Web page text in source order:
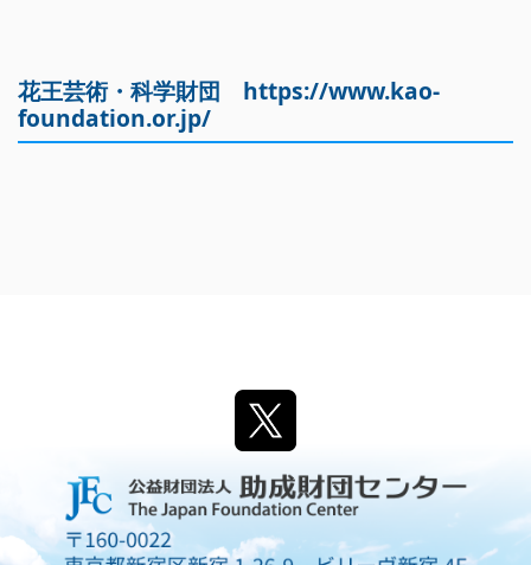
花王芸術・科学財団 https://www.kao-
foundation.or.jp/